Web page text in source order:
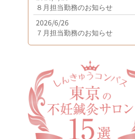
８月担当勤務のお知らせ
2026/6/26
７月担当勤務のお知らせ